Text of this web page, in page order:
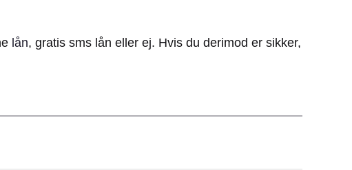
lån, gratis sms lån eller ej. Hvis du derimod er sikker,